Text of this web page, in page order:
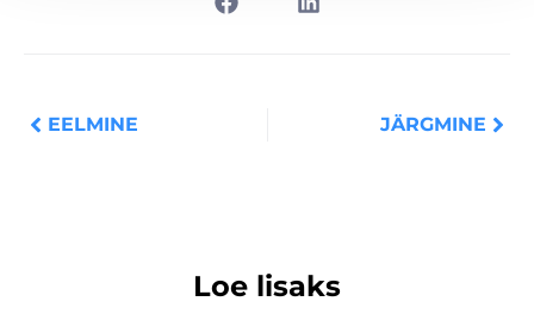
EELMINE JÄRGMINE
Loe lisaks